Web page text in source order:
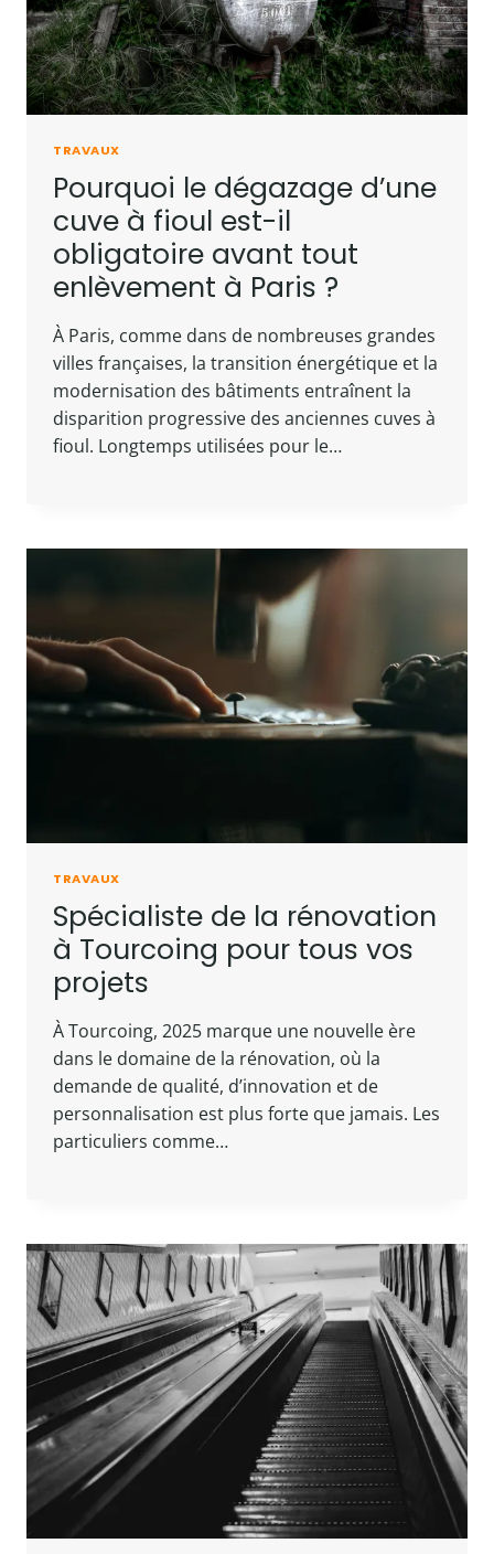
TRAVAUX
Pourquoi le dégazage d’une
cuve à fioul est-il
obligatoire avant tout
enlèvement à Paris ?
À Paris, comme dans de nombreuses grandes
villes françaises, la transition énergétique et la
modernisation des bâtiments entraînent la
disparition progressive des anciennes cuves à
fioul. Longtemps utilisées pour le…
TRAVAUX
Spécialiste de la rénovation
à Tourcoing pour tous vos
projets
À Tourcoing, 2025 marque une nouvelle ère
dans le domaine de la rénovation, où la
demande de qualité, d’innovation et de
personnalisation est plus forte que jamais. Les
particuliers comme…